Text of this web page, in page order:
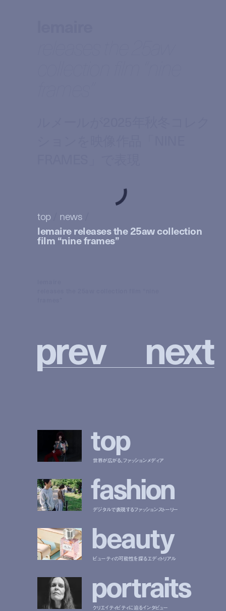
top/ news
lemaire releases the 25aw collection
film “nine frames”
prev next
top
世界が広がる、ファッションメディア
fashion
デジタルで表現するファッションストーリー
beauty
ビューティの可能性を探るエディトリアル
portraits
クリエイティビティに迫るインタビュー